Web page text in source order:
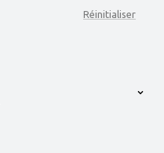
Réinitialiser